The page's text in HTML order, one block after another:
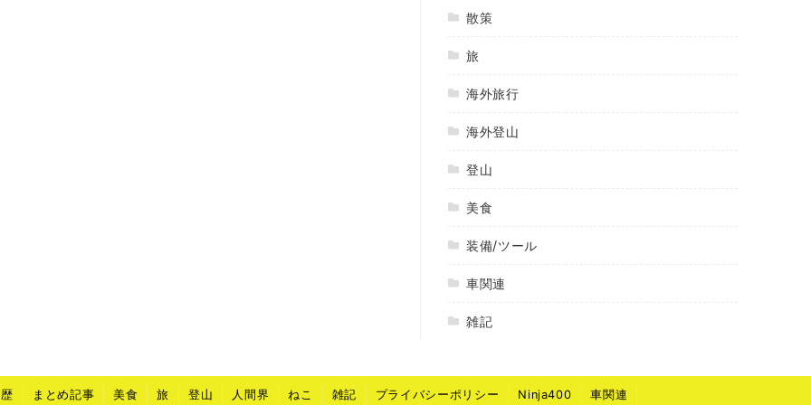
散策
旅
海外旅行
海外登山
登山
美食
装備/ツール
車関連
雑記
まとめ記事 美食 旅 登山 人間界 ねこ 雑記 プライバシーポリシー Ninja400 車関連